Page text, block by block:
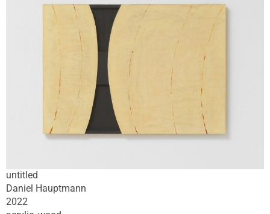
untitled
Daniel Hauptmann
2022